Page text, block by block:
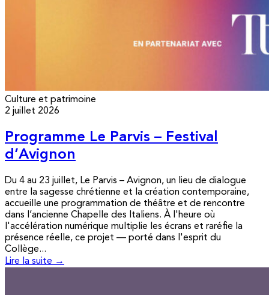
Culture et patrimoine
2 juillet 2026
Programme Le Parvis – Festival
d’Avignon
Du 4 au 23 juillet, Le Parvis – Avignon, un lieu de dialogue
entre la sagesse chrétienne et la création contemporaine,
accueille une programmation de théâtre et de rencontre
dans l’ancienne Chapelle des Italiens. À l'heure où
l'accélération numérique multiplie les écrans et raréfie la
présence réelle, ce projet — porté dans l'esprit du
Collège...
Lire la suite →